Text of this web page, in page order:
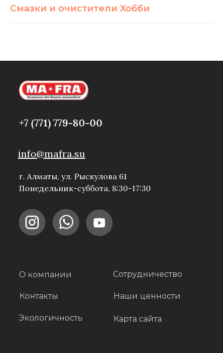
Смазки и очистители Хобби
О компании Сотрудничество
Контакты
Экологичность
Наши ценности
+7 (771) 779-80-00
info@mafra.su
г. Алматы, ул. Рыскулова 61
Понедельник-суббота, 8:30-17:30
Карта сайта